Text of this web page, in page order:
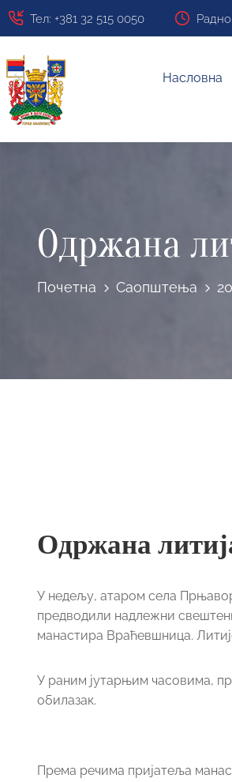
Тел: +381 32 515 0050
Насловна
Одржана
Почетна Саопштења
Одржана
У недељу, атаром села
предводили надлежни
манастира Враћевшница.
У раним јутарњим часовима,
обилазак.
Према речима пријатеља